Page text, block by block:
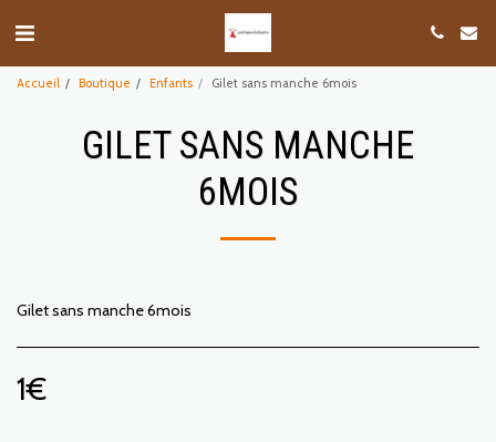
Accueil Boutique Enfants Gilet sans manche 6mois
GILET SANS MANCHE
6MOIS
Gilet sans manche 6mois
1€